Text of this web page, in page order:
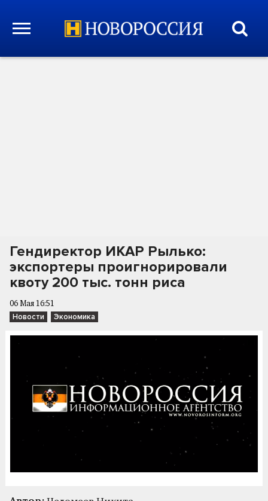
Гендиректор ИКАР Рылько:
экспортеры проигнорировали
квоту 200 тыс. тонн риса
06 Мая 16:51
Новости Экономика